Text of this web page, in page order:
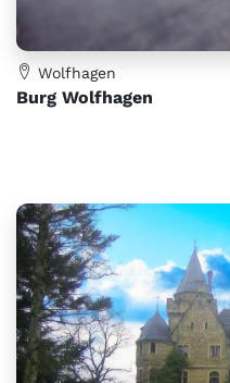
Wolfhagen
Burg Wolfhagen